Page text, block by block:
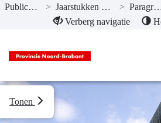
Naar hoofdinhoud
Publicaties > Jaarstukken 2022 >
Verberg navigatie
Tonen